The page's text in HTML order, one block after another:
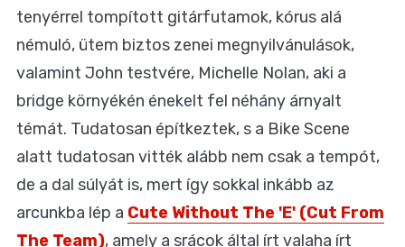
tenyérrel tompított gitárfutamok, kórus alá
némuló, ütem biztos zenei megnyilvánulások,
valamint John testvére, Michelle Nolan, aki a
bridge környékén énekelt fel néhány árnyalt
témát. Tudatosan építkeztek, s a Bike Scene
alatt tudatosan vitték alább nem csak a tempót,
de a dal súlyát is, mert így sokkal inkább az
arcunkba lép a Cute Without The 'E' (Cut From
The Team), amely a srácok által írt valaha írt